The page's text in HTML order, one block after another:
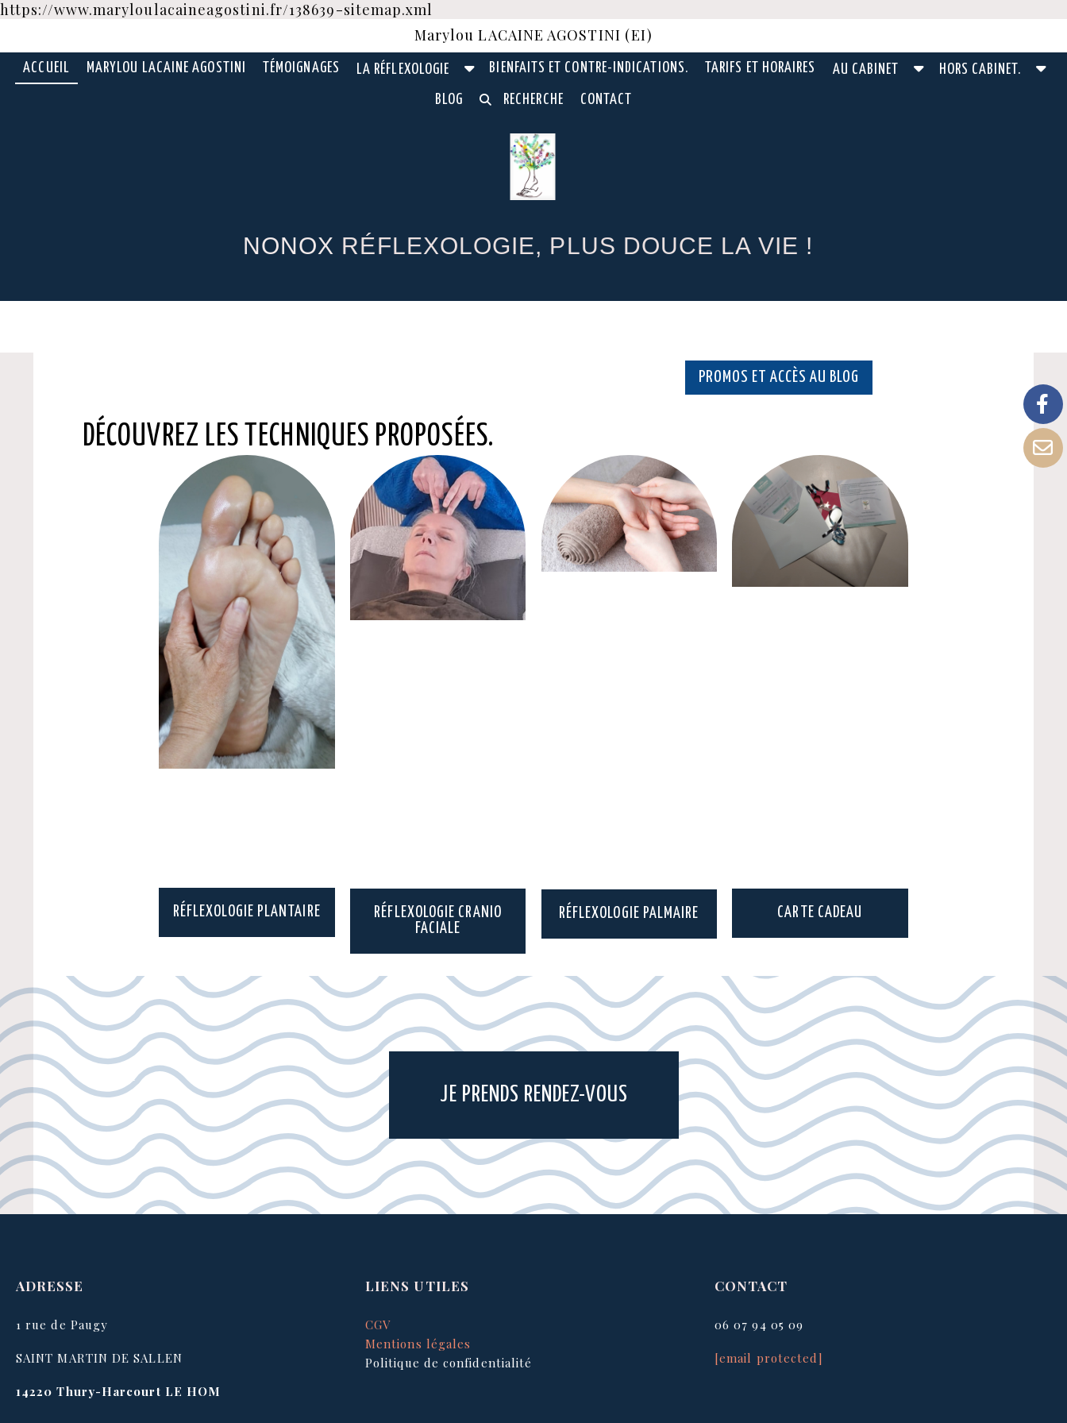
https://www.maryloulacaineagostini.fr/138639-sitemap.xml
Marylou LACAINE AGOSTINI (EI)
ACCUEIL MARYLOU LACAINE AGOSTINI TÉMOIGNAGES LA RÉFLEXOLOGIE BIENFAITS ET CONTRE-INDICATIONS. TARIFS ET HORAIRES AU CABINET
HORS CABINET.
BLOG
RECHERCHE CONTACT
NONOX RÉFLEXOLOGIE, PLUS DOUCE LA VIE !
DÉCOUVREZ LES TECHNIQUES PROPOSÉES.
PROMOS ET ACCÈS AU BLOG
RÉFLEXOLOGIE PLANTAIRE
RÉFLEXOLOGIE CRANIO
FACIALE
RÉFLEXOLOGIE PALMAIRE CARTE CADEAU
JE PRENDS RENDEZ-VOUS
ADRESSE
1 rue de Paugy
SAINT MARTIN DE SALLEN
14220Thury-Harcourt LE HOM
LIENS UTILES
CGV
Mentions légales
Politique de confidentialité
CONTACT
06 07 94 05 09
[email protected]